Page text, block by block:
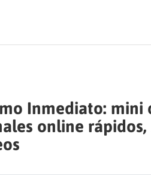
Inmediato: mini
online